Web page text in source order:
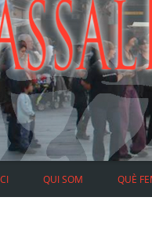
QUI SOM QUÈ